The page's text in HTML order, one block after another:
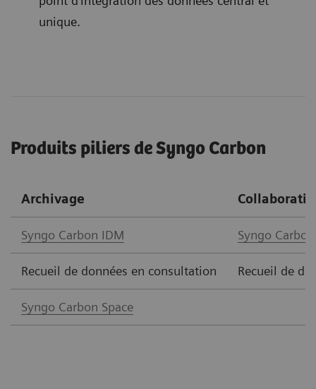
unique.
Produits piliers de Syngo Carbon
Archivage
Syngo Carbon IDM Syngo
Recueil de données en consultation Recueil de
Syngo Carbon Space